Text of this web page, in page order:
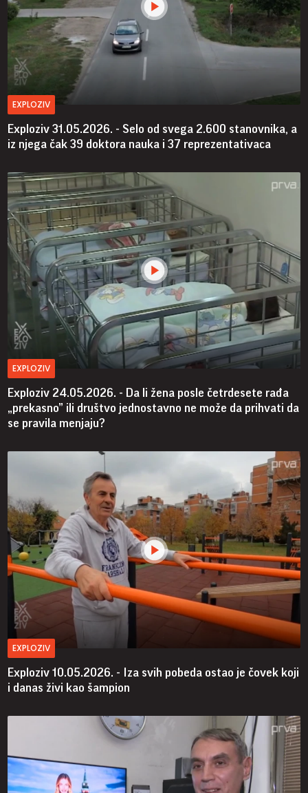
EXPLOZIV
Exploziv 31.05.2026. - Selo od svega 2.600 stanovnika, a
iz njega čak 39 doktora nauka i 37 reprezentativaca
EXPLOZIV
Exploziv 24.05.2026. - Da li žena posle četrdesete rađa
„prekasno” ili društvo jednostavno ne može da prihvati da
se pravila menjaju?
EXPLOZIV
Exploziv 10.05.2026. - Iza svih pobeda ostao je čovek koji
i danas živi kao šampion